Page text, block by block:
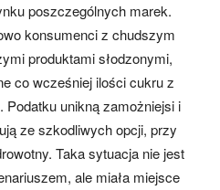
poszczególnych marek.
konsumenci z chudszym
produktami słodzonymi,
co wcześniej ilości cukru z
Podatku unikną zamożniejsi i
ze szkodliwych opcji, przy
Taka sytuacja nie jest
ale miała miejsce